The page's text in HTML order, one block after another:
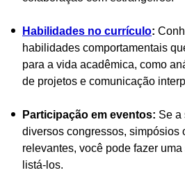
Habilidades no currículo:
habilidades comportamentais
para a vida acadêmica, como
de projetos e comunicação
Participação em eventos: Se a
diversos congressos, simpósios
relevantes, você pode fazer
listá-los.